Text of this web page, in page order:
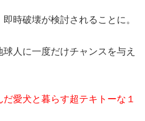
時破壊が検討されることに。
人に一度だけチャンスを与え
だ愛犬と暮らす超テキトーな １